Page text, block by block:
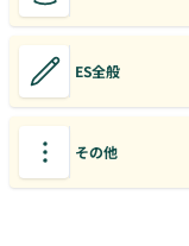
ES全般
その他